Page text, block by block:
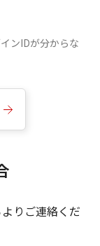
ンIDが分からな
りご連絡くだ